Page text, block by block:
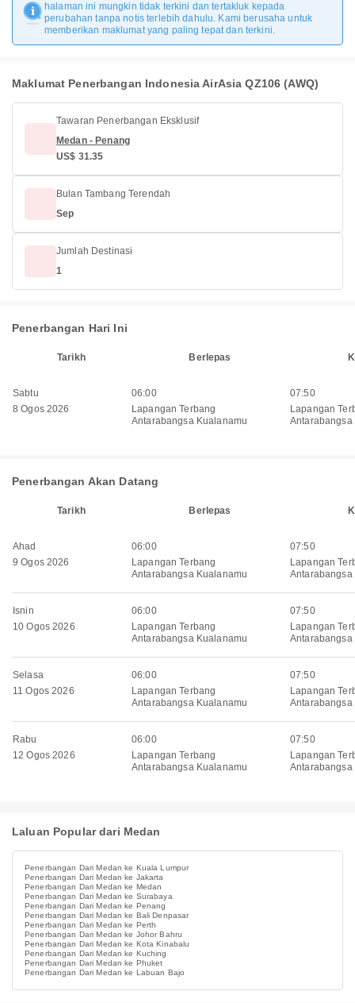
halaman ini mungkin tidak terkini dan tertakluk kepada
perubahan tanpa notis terlebih dahulu. Kami berusaha untuk
memberikan maklumat yang paling tepat dan terkini.
Maklumat Penerbangan Indonesia AirAsia QZ106 (AWQ)
Tawaran Penerbangan Eksklusif
Medan - Penang
US$ 31.35
Bulan Tambang Terendah
Sep
Jumlah Destinasi
1
Penerbangan Hari Ini
Tarikh Berlepas
Sabtu
8 Ogos 2026
06:00
Lapangan Terbang
Antarabangsa Kualanamu
07:50
Lapangan
Penerbangan Akan Datang
Tarikh Berlepas
Ahad
9 Ogos 2026
06:00
Lapangan Terbang
Antarabangsa Kualanamu
07:50
Lapangan
Isnin
10 Ogos 2026
06:00
Lapangan Terbang
Antarabangsa Kualanamu
07:50
Lapangan
Selasa
11 Ogos 2026
06:00
Lapangan Terbang
Antarabangsa Kualanamu
07:50
Lapangan
Rabu
12 Ogos 2026
06:00
Lapangan Terbang
Antarabangsa Kualanamu
07:50
Lapangan
Laluan Popular dari Medan
Penerbangan Dari Medan ke Kuala Lumpur
Penerbangan Dari Medan ke Jakarta
Penerbangan Dari Medan ke Medan
Penerbangan Dari Medan ke Surabaya
Penerbangan Dari Medan ke Penang
Penerbangan Dari Medan ke Bali Denpasar
Penerbangan Dari Medan ke Perth
Penerbangan Dari Medan ke Johor Bahru
Penerbangan Dari Medan ke Kota Kinabalu
Penerbangan Dari Medan ke Kuching
Penerbangan Dari Medan ke Phuket
Penerbangan Dari Medan ke Labuan Bajo